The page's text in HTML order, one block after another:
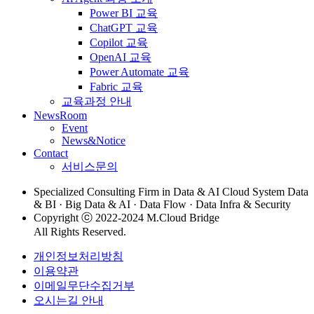
Power BI 교육
ChatGPT 교육
Copilot 교육
OpenAI 교육
Power Automate 교육
Fabric 교육
교육과정 안내
NewsRoom
Event
News&Notice
Contact
서비스문의
Specialized Consulting Firm in Data & AI Cloud System Data
& BI · Big Data & AI · Data Flow · Data Infra & Security
Copyright ⓒ 2022-2024 M.Cloud Bridge
All Rights Reserved.
개인정보처리방침
이용약관
이메일무단수집거부
오시는길 안내